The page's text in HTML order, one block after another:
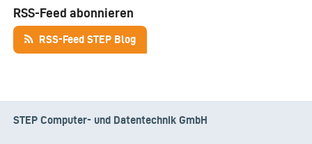
RSS-Feed abonnieren
RSS-Feed STEP Blog
STEP Computer- und Datentechnik GmbH